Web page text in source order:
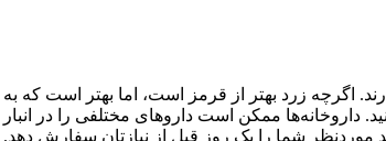
اگرچه زرد بهتر از قرمز است، اما بهتر است که
ممکن است داروهای مختلفی را در انبار
موردنظر شما را یک روز قبل از نیازتان سفارش